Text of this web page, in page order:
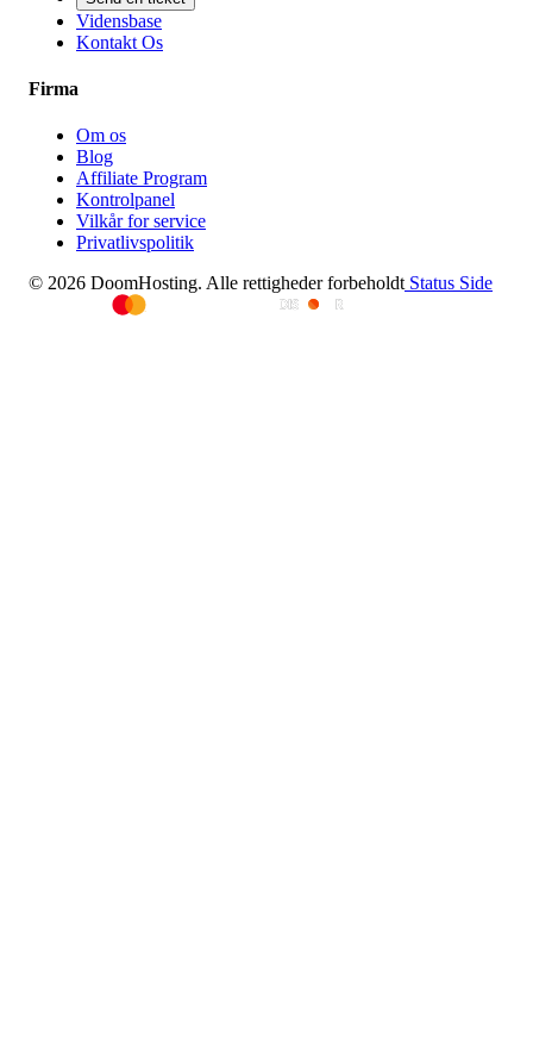
Vidensbase
Kontakt Os
Firma
Om os
Blog
Affiliate Program
Kontrolpanel
Vilkår for service
Privatlivspolitik
© 2026 DoomHosting. Alle rettigheder forbeholdt Status Side